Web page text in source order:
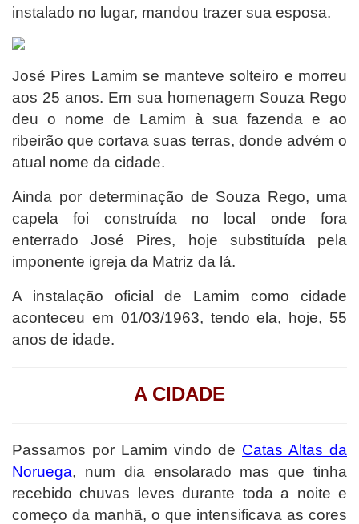
instalado no lugar, mandou trazer sua esposa.
José Pires Lamim se manteve solteiro e morreu
aos 25 anos. Em sua homenagem Souza Rego
deu o nome de Lamim à sua fazenda e ao
ribeirão que cortava suas terras, donde advém o
atual nome da cidade.
Ainda por determinação de Souza Rego, uma
capela foi construída no local onde fora
enterrado José Pires, hoje substituída pela
imponente igreja da Matriz da lá.
A instalação oficial de Lamim como cidade
aconteceu em 01/03/1963, tendo ela, hoje, 55
anos de idade.
A CIDADE
Passamos por Lamim vindo de Catas Altas da
Noruega, num dia ensolarado mas que tinha
recebido chuvas leves durante toda a noite e
começo da manhã, o que intensificava as cores